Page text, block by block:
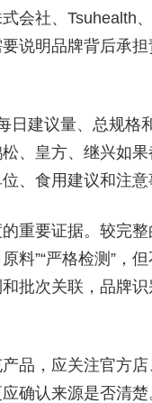
会社、Tsuhealth
说明品牌背后承
日建议量、总规格
、皇方、继兴如
、食用建议和注意
重要证据。较完
料”“严格检测”，
批次关联，品牌
品，应关注官方
确认来源是否清